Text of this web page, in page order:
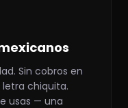
Sin cobros en
letra chiquita.
usas — una